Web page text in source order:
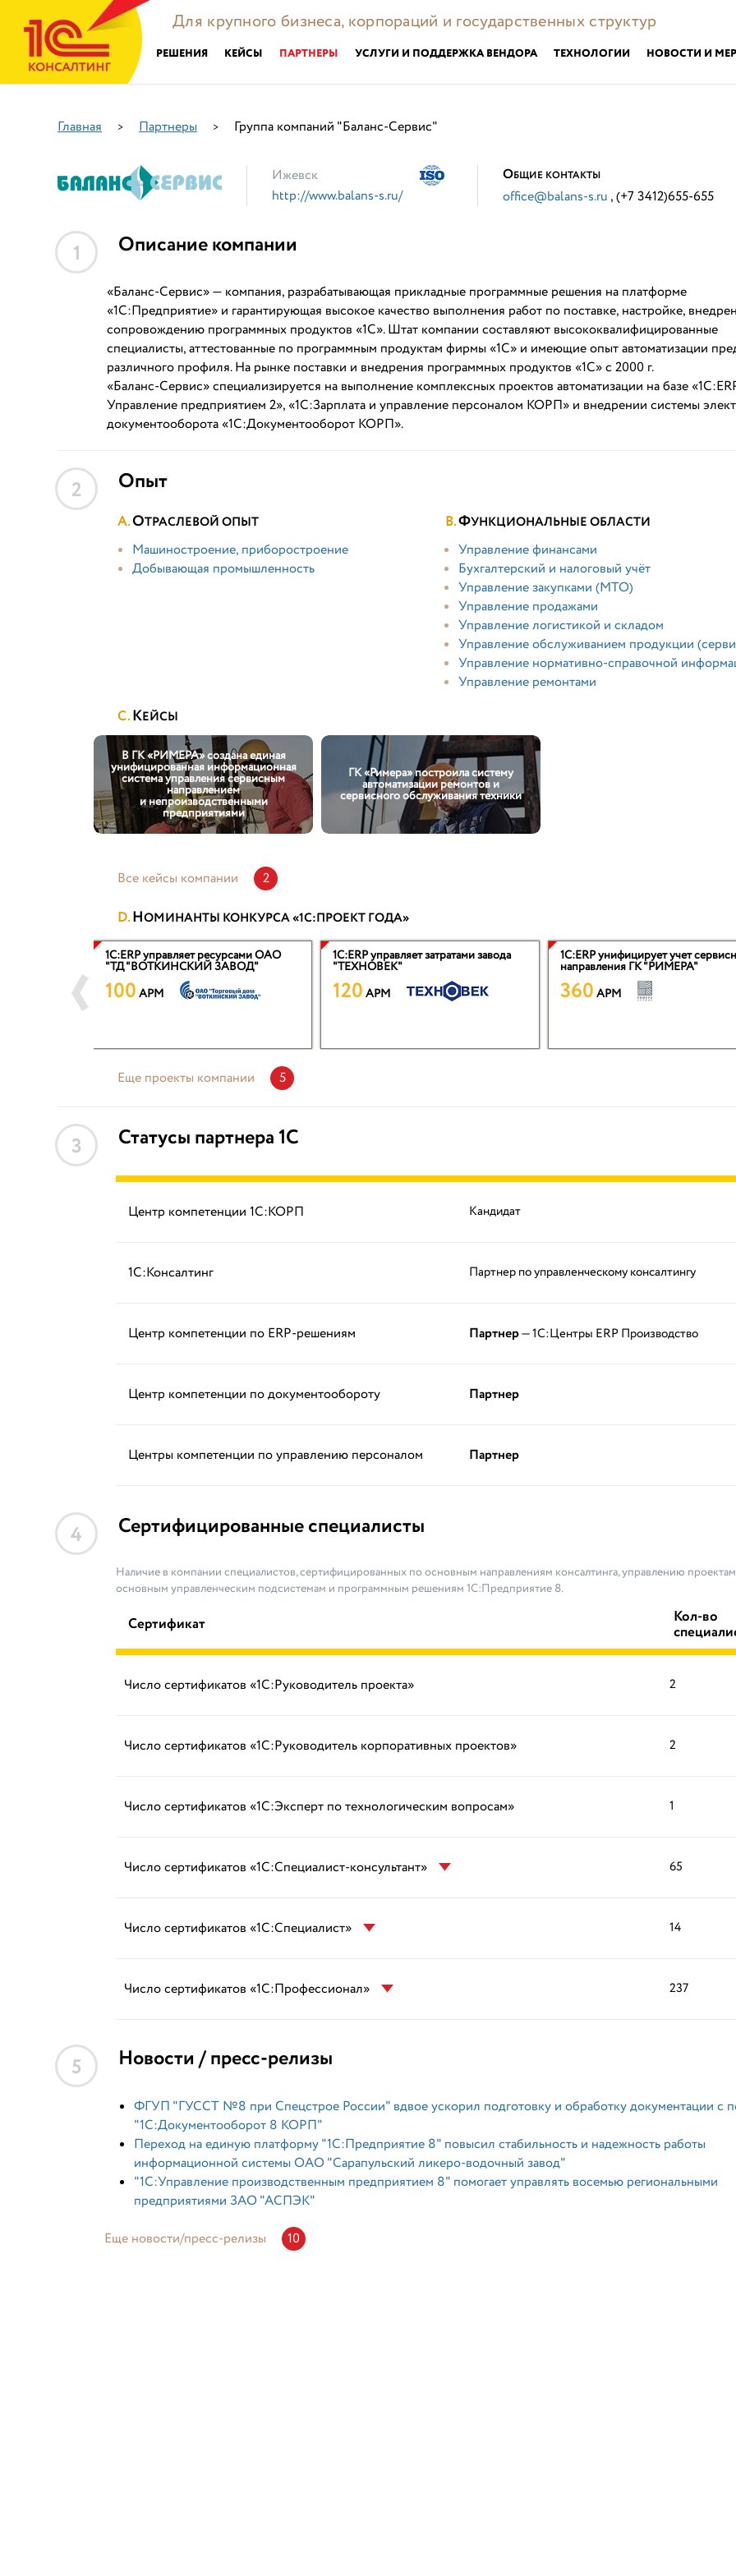
Для крупного бизнеса, корпораций и государственных структур
РЕШЕНИЯ КЕЙСЫ ПАРТНЕРЫ УСЛУГИ И ПОДДЕРЖКА ВЕНДОРА ТЕХНОЛОГИИ НОВОСТИ И
Главная > Партнеры > Группа компаний "Баланс-Сервис"
Ижевск
http://www.balans-s.ru/
ОБЩИЕ КОНТАКТЫ
office@balans-s.ru , (+7 3412)655-655
1 Описание компании
«Баланс-Сервис» — компания, разрабатывающая прикладные программные решения на платформе
«1С:Предприятие» и гарантирующая высокое качество выполнения работ по поставке, настройке,
сопровождению программных продуктов «1С». Штат компании составляют высококвалифицированные
специалисты, аттестованные по программным продуктам фирмы «1С» и имеющие опыт автоматизации
различного профиля. На рынке поставки и внедрения программных продуктов «1С» с 2000 г.
«Баланс-Сервис» специализируется на выполнение комплексных проектов автоматизации на базе
Управление предприятием 2», «1С:Зарплата и управление персоналом КОРП» и внедрении системы
документооборота «1С:Документооборот КОРП».
2 Опыт
ОТРАСЛЕВОЙ ОПЫТ
Машиностроение, приборостроение
Добывающая промышленность
ФУНКЦИОНАЛЬНЫЕ ОБЛАСТИ
Управление финансами
Бухгалтерский и налоговый учёт
Управление закупками (МТО)
Управление продажами
Управление логистикой и складом
Управление обслуживанием продукции
Управление нормативно-справочной
Управление ремонтами
КЕЙСЫ
В ГК «РИМЕРА» создана единая
унифицированная информационная
система управления сервисным
направлением
и непроизводственными
предприятиями
ГК «Римера» построила систему
автоматизации ремонтов и
сервисного обслуживания техники
Все кейсы компании 2
НОМИНАНТЫ КОНКУРСА «1С:ПРОЕКТ ГОДА»
1С:ERP управляет ресурсами ОАО
"ТД "ВОТКИНСКИЙ ЗАВОД"
100 APM
1С:ERP управляет затратами завода
"ТЕХНОВЕК"
120 APM
1С:ERP унифицирует учет
направления ГК "РИМЕРА"
360 APM
Еще проекты компании 5
3 Статусы партнера 1С
Центр компетенции 1С:КОРП Кандидат
1С:Консалтинг Партнер по управленческому консалтингу
Центр компетенции по ERP-решениям Партнер— 1С:Центры ERP Производство
Центр компетенции по документообороту Партнер
Центры компетенции по управлению персоналом Партнер
4 Сертифицированные специалисты
Наличие в компании специалистов, сертифицированных по основным направлениям консалтинга, управлению
основным управленческим подсистемам и программным решениям 1С:Предприятие 8.
Сертификат Кол-во
Число сертификатов «1С:Руководитель проекта» 2
Число сертификатов «1С:Руководитель корпоративных проектов» 2
Число сертификатов «1С:Эксперт по технологическим вопросам» 1
Число сертификатов «1С:Специалист-консультант» 65
Число сертификатов «1С:Специалист» 14
Число сертификатов «1С:Профессионал» 237
5 Новости / пресс-релизы
ФГУП "ГУССТ №8 при Спецстрое России" вдвое ускорил подготовку и обработку документации с
"1С:Документооборот 8 КОРП"
Переход на единую платформу "1C:Предприятие 8" повысил стабильность и надежность работы
информационной системы ОАО "Сарапульский ликеро-водочный завод"
"1С:Управление производственным предприятием 8" помогает управлять восемью региональными
предприятиями ЗАО "АСПЭК"
Еще новости/пресс-релизы
10